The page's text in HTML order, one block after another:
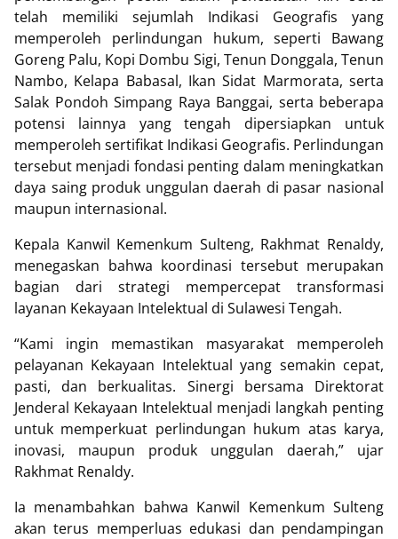
telah memiliki sejumlah Indikasi Geografis yang
memperoleh perlindungan hukum, seperti Bawang
Goreng Palu, Kopi Dombu Sigi, Tenun Donggala, Tenun
Nambo, Kelapa Babasal, Ikan Sidat Marmorata, serta
Salak Pondoh Simpang Raya Banggai, serta beberapa
potensi lainnya yang tengah dipersiapkan untuk
memperoleh sertifikat Indikasi Geografis. Perlindungan
tersebut menjadi fondasi penting dalam meningkatkan
daya saing produk unggulan daerah di pasar nasional
maupun internasional.
Kepala Kanwil Kemenkum Sulteng, Rakhmat Renaldy,
menegaskan bahwa koordinasi tersebut merupakan
bagian dari strategi mempercepat transformasi
layanan Kekayaan Intelektual di Sulawesi Tengah.
“Kami ingin memastikan masyarakat memperoleh
pelayanan Kekayaan Intelektual yang semakin cepat,
pasti, dan berkualitas. Sinergi bersama Direktorat
Jenderal Kekayaan Intelektual menjadi langkah penting
untuk memperkuat perlindungan hukum atas karya,
inovasi, maupun produk unggulan daerah,” ujar
Rakhmat Renaldy.
Ia menambahkan bahwa Kanwil Kemenkum Sulteng
akan terus memperluas edukasi dan pendampingan